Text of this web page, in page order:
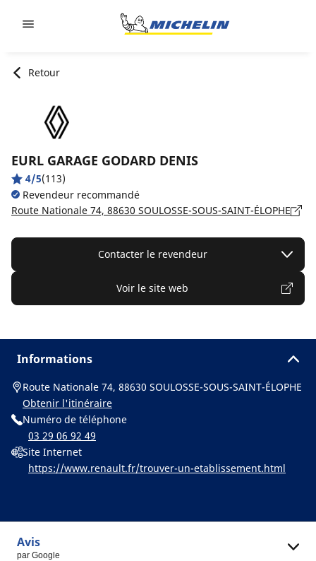
Retour
EURL GARAGE GODARD DENIS
4/5(113)
Revendeur recommandé
Route Nationale 74, 88630 SOULOSSE-SOUS-SAINT-ÉLOPHE
Contacter le revendeur
Voir le site web
Informations
Route Nationale 74, 88630 SOULOSSE-SOUS-SAINT-ÉLOPHE
Obtenir l'itinéraire
Numéro de téléphone
03 29 06 92 49
Site Internet
https://www.renault.fr/trouver-un-etablissement.html
Avis
par Google